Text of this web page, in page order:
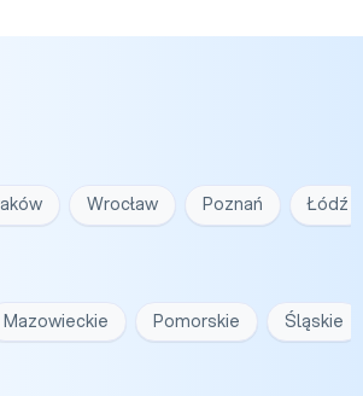
Wrocław Poznań Łódź
Mazowieckie Pomorskie Śląskie